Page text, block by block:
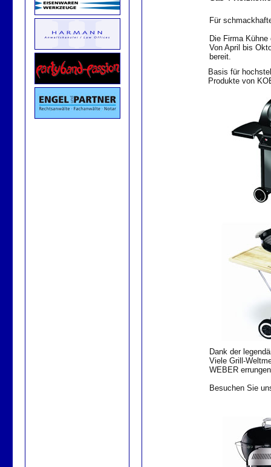
Für
Die Firma
Von April bis
bereit.
Basis für
Produkte von
Dank der
Viele Grill-
WEBER
Besuchen Sie